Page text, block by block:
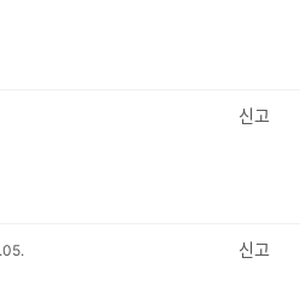
신고
신고